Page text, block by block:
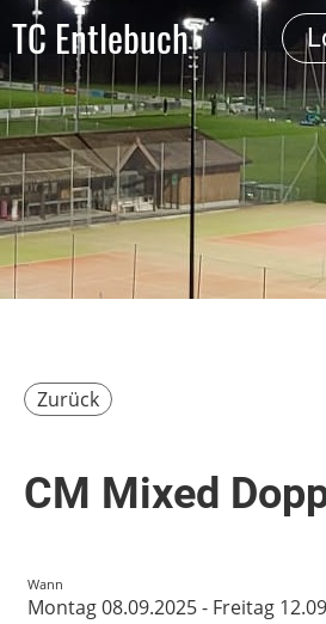
TC Entlebuch
Zurück
CM Mixed
Wann
Montag 08.09.2025 - Freitag